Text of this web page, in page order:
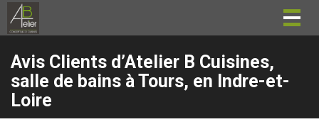
Avis Clients d’Atelier B Cuisines,
salle de bains à Tours, en Indre-et-
Loire